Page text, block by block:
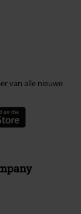
van alle nieuwe